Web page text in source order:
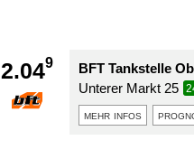
2.049
BFT Tankstelle
Unterer Markt 25
mehr infos